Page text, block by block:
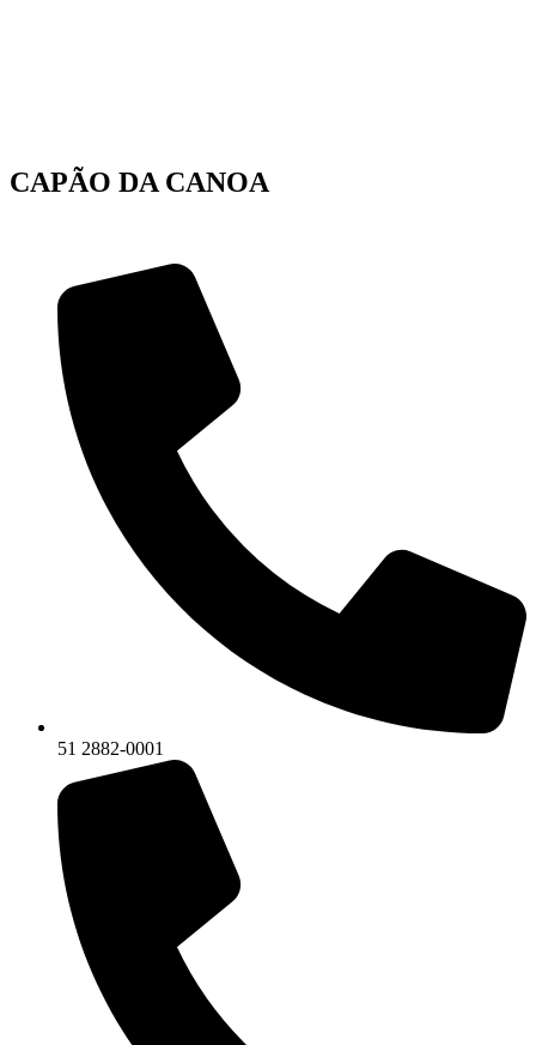
CAPÃO DA CANOA
51 2882-0001